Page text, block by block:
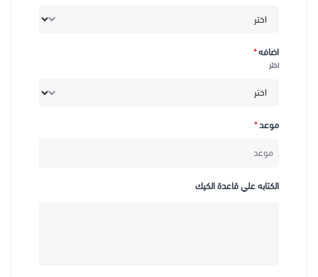
اضافه*
اختر
موعد*
الكتابه علي قاعدة الكيك